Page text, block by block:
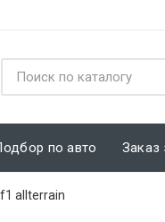
по авто Заказ
allterrain